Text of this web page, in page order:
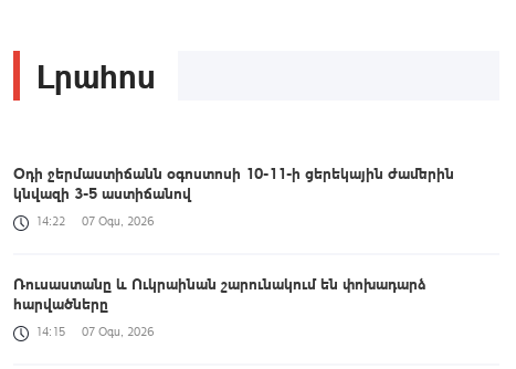
Լրահոս
Օդի ջերմաստիճանն օգոստոսի 10-11-ի ցերեկային ժամերին
կնվազի 3-5 աստիճանով
14:22 07 Օգս, 2026
Ռուսաստանը և Ուկրաինան շարունակում են փոխադարձ
հարվածները
14:15 07 Օգս, 2026